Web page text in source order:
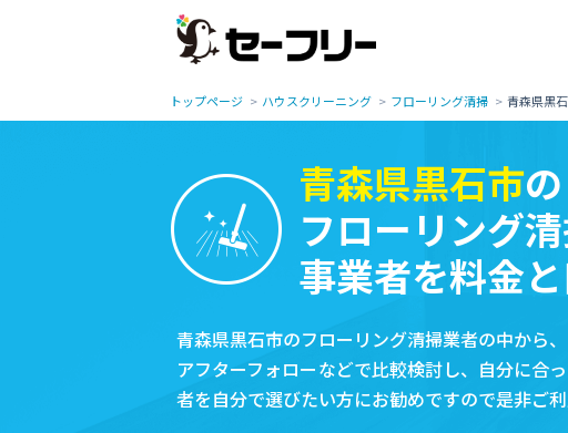
トップページ ハウスクリーニング フローリング清掃 青森県黒
青森県黒石市の
フローリング
事業者を料金
青森県黒石市のフローリング清掃業者の中から
アフターフォローなどで比較検討し、自分に合
者を自分で選びたい方にお勧めですので是非ご利